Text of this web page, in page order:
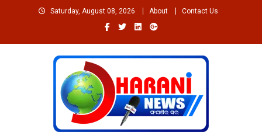
Saturday, August 08, 2026 About Contact Us